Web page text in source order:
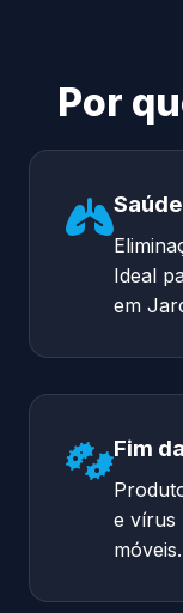
Por
Ideal
em
Fim
e vírus
móveis.